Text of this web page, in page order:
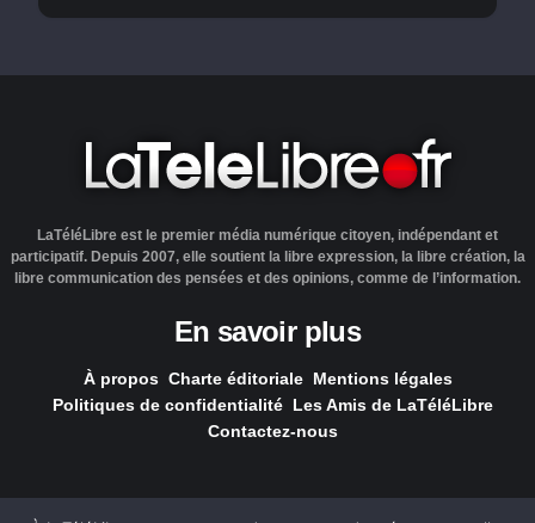
LaTéléLibre est le premier média numérique citoyen, indépendant et
participatif. Depuis 2007, elle soutient la libre expression, la libre création, la
libre communication des pensées et des opinions, comme de l’information.
En savoir plus
À propos Charte éditoriale Mentions légales
Politiques de confidentialité Les Amis de LaTéléLibre
Contactez-nous